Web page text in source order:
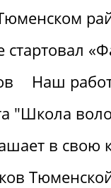
стартовал
Наш
"Школа
в свою